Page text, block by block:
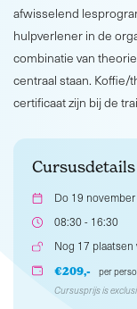
afwisselend
hulpverlener in de
combinatie van
centraal staan. Koffie/
certificaat zijn bij de
Cursusdetails
Do 19
08:30 - 16:30
Nog 17 plaatsen
€209,-
per
Cursusprijs is